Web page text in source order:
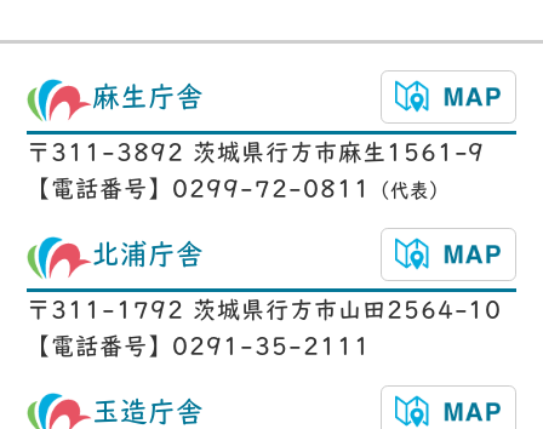
麻生庁舎
〒311-3892 茨城県行方市麻生1561-9
【電話番号】0299-72-0811
（代表）
北浦庁舎
〒311-1792 茨城県行方市山田2564-10
【電話番号】0291-35-2111
玉造庁舎